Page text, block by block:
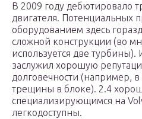
В 2009 году дебютировало
двигателя. Потенциальных
оборудованием здесь
сложной конструкции (во
используется две турбины).
заслужил хорошую
долговечности (например,
трещины в блоке). 2.4
специализирующимся на
легкодоступны.